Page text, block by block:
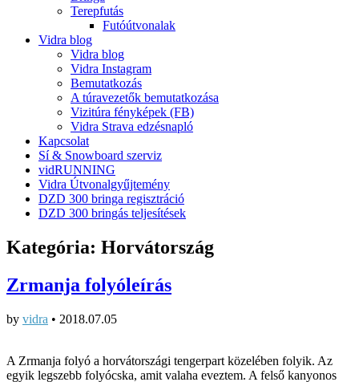
Terepfutás
Futóútvonalak
Vidra blog
Vidra blog
Vidra Instagram
Bemutatkozás
A túravezetők bemutatkozása
Vizitúra fényképek (FB)
Vidra Strava edzésnapló
Kapcsolat
Sí & Snowboard szerviz
vidRUNNING
Vidra Útvonalgyűjtemény
DZD 300 bringa regisztráció
DZD 300 bringás teljesítések
Kategória: Horvátország
Zrmanja folyóleírás
by vidra • 2018.07.05
A Zrmanja folyó a horvátországi tengerpart közelében folyik. Az
egyik legszebb folyócska, amit valaha eveztem. A felső kanyonos